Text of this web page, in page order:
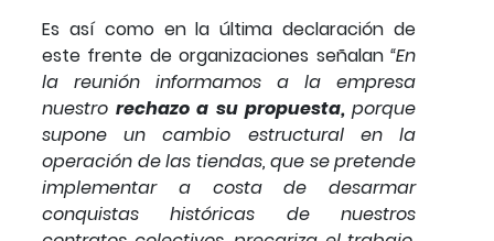
Es así como en la última declaración de
este frente de organizaciones señalan “En
la reunión informamos a la empresa
nuestrorechazo a su propuesta,porque
supone un cambio estructural en la
operación de las tiendas, que se pretende
implementar a costa de desarmar
conquistas históricas de nuestros